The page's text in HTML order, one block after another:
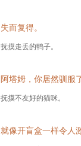
失而复得。
抚摸走丢的鸭子。
阿塔姆，你居然驯服
抚摸不友好的猫咪。
就像开盲盒一样令人